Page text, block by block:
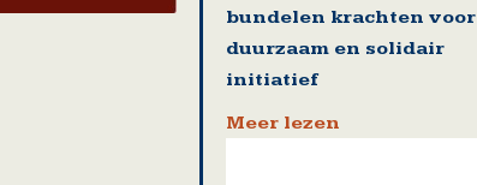
bundelen krachten voor
duurzaam en solidair
initiatief
Meer lezen